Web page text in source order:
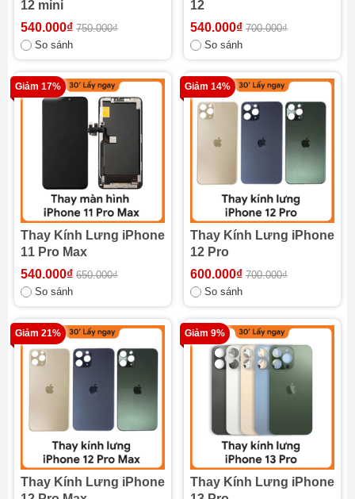
12 mini
540.000₫ 750.000₫
So sánh
12
540.000₫ 700.000₫
So sánh
Giảm 17%
Thay Kính Lưng iPhone
11 Pro Max
540.000₫ 650.000₫
So sánh
Giảm 14%
Thay Kính Lưng iPhone
12 Pro
600.000₫ 700.000₫
So sánh
Giảm 21%
Thay Kính Lưng iPhone
Giảm 9%
Thay Kính Lưng iPhone